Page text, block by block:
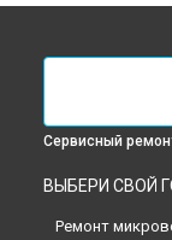
Сервисный
ВЫБЕРИ СВОЙ
Ремонт